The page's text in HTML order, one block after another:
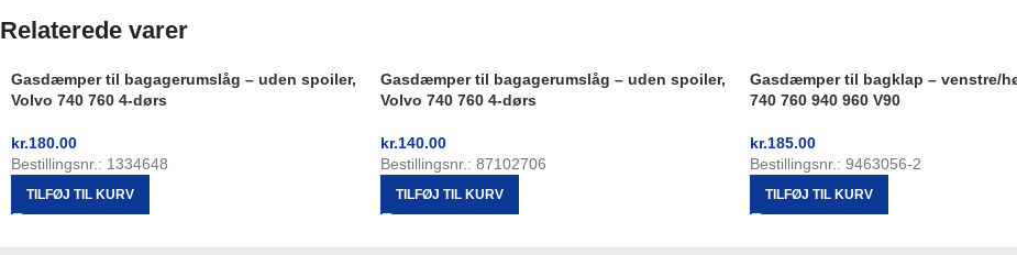
Relaterede varer
Gasdæmper til bagagerumslåg – uden spoiler,
Volvo 740 760 4-dørs
kr.180.00
Bestillingsnr.: 1334648
TILFØJ TIL KURV
Gasdæmper til bagagerumslåg – uden spoiler,
Volvo 740 760 4-dørs
kr.140.00
Bestillingsnr.: 87102706
TILFØJ TIL KURV
Gasdæmper til bagklap – venstre/
740 760 940 960 V90
kr.185.00
Bestillingsnr.: 9463056-2
TILFØJ TIL KURV